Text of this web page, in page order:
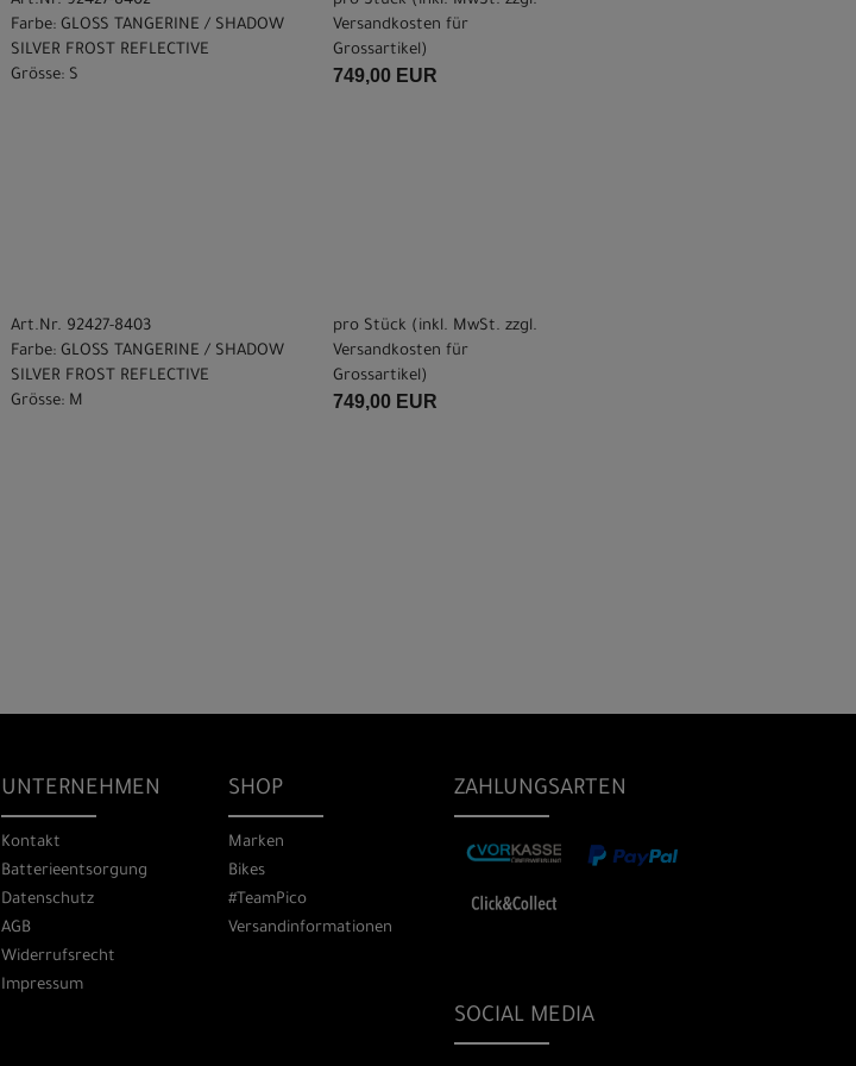
Farbe: GLOSS TANGERINE / SHADOW
SILVER FROST REFLECTIVE
Grösse: S
Versandkosten für
Grossartikel )
749,00 EUR
Art.Nr. 92427-8403
Farbe: GLOSS TANGERINE / SHADOW
SILVER FROST REFLECTIVE
Grösse: M
pro Stück (inkl. MwSt. zzgl.
Versandkosten für
Grossartikel )
749,00 EUR
UNTERNEHMEN
Kontakt
Batterieentsorgung
Datenschutz
AGB
Widerrufsrecht
Impressum
SHOP
Marken
Bikes
#TeamPico
Versandinformationen
ZAHLUNGSARTEN
SOCIAL MEDIA